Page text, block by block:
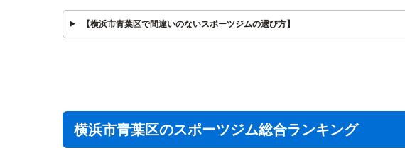
【横浜市青葉区で間違いのないスポーツジムの選び方】
横浜市青葉区のスポーツジム総合ランキング